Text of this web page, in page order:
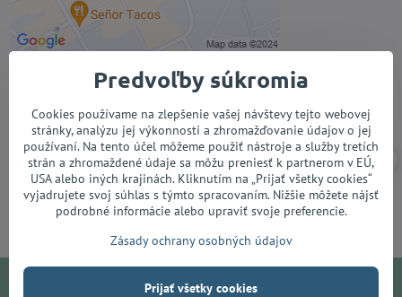
Otvoriť obsah v novom okne
R Renata
Hodnotenie:
5
/
5
"Dobry chlapik poradil super spokojnosť."
Predvoľby súkromia
Cookies používame na zlepšenie vašej návštevy tejto webovej
stránky, analýzu jej výkonnosti a zhromažďovanie údajov o jej
používaní. Na tento účel môžeme použiť nástroje a služby tretích
strán a zhromaždené údaje sa môžu preniesť k partnerom v EÚ,
USA alebo iných krajinách. Kliknutím na „Prijať všetky cookies“
vyjadrujete svoj súhlas s týmto spracovaním. Nižšie môžete nájsť
podrobné informácie alebo upraviť svoje preferencie.
Zásady ochrany osobných údajov
Prijať všetky cookies